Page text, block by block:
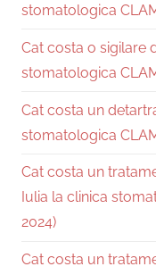
stomatologica
Cat costa o sigilare
stomatologica
Cat costa un
stomatologica
Cat costa un
Iulia la clinica
2024)
Cat costa un